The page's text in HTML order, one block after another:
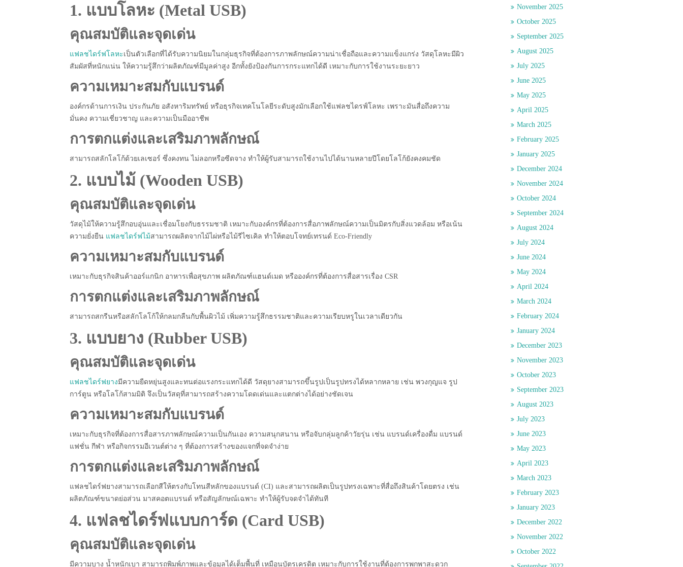
1. แบบโลหะ (Metal USB)
คุณสมบัติและจุดเด่น
แฟลชไดร์ฟโลหะเป็นตัวเลือกที่ได้รับความนิยมในกลุ่มธุรกิจที่ต้องการภาพลักษณ์ความน่าเชื่อถือและความแข็งแกร่ง วัสดุโลหะมีผิว
สัมผัสที่หนักแน่น ให้ความรู้สึกว่าผลิตภัณฑ์มีมูลค่าสูง อีกทั้งยังป้องกันการกระแทกได้ดี เหมาะกับการใช้งานระยะยาว
ความเหมาะสมกับแบรนด์
องค์กรด้านการเงิน ประกันภัย อสังหาริมทรัพย์ หรือธุรกิจเทคโนโลยีระดับสูงมักเลือกใช้แฟลชไดรฟ์โลหะ เพราะมันสื่อถึงความ
มั่นคง ความเชี่ยวชาญ และความเป็นมืออาชีพ
การตกแต่งและเสริมภาพลักษณ์
สามารถสลักโลโก้ด้วยเลเซอร์ ซึ่งคงทน ไม่ลอกหรือซีดจาง ทำให้ผู้รับสามารถใช้งานไปได้นานหลายปีโดยโลโก้ยังคงคมชัด
2. แบบไม้ (Wooden USB)
คุณสมบัติและจุดเด่น
วัสดุไม้ให้ความรู้สึกอบอุ่นและเชื่อมโยงกับธรรมชาติ เหมาะกับองค์กรที่ต้องการสื่อภาพลักษณ์ความเป็นมิตรกับสิ่งแวดล้อม หรือเน้น
ความยั่งยืน แฟลชไดร์ฟไม้สามารถผลิตจากไม้ไผ่หรือไม้รีไซเคิล ทำให้ตอบโจทย์เทรนด์ Eco-Friendly
ความเหมาะสมกับแบรนด์
เหมาะกับธุรกิจสินค้าออร์แกนิก อาหารเพื่อสุขภาพ ผลิตภัณฑ์แฮนด์เมด หรือองค์กรที่ต้องการสื่อสารเรื่อง CSR
การตกแต่งและเสริมภาพลักษณ์
สามารถสกรีนหรือสลักโลโก้ให้กลมกลืนกับพื้นผิวไม้ เพิ่มความรู้สึกธรรมชาติและความเรียบหรูในเวลาเดียวกัน
3. แบบยาง (Rubber USB)
คุณสมบัติและจุดเด่น
แฟลชไดร์ฟยางมีความยืดหยุ่นสูงและทนต่อแรงกระแทกได้ดี วัสดุยางสามารถขึ้นรูปเป็นรูปทรงได้หลากหลาย เช่น พวงกุญแจ รูป
การ์ตูน หรือโลโก้สามมิติ จึงเป็นวัสดุที่สามารถสร้างความโดดเด่นและแตกต่างได้อย่างชัดเจน
ความเหมาะสมกับแบรนด์
เหมาะกับธุรกิจที่ต้องการสื่อสารภาพลักษณ์ความเป็นกันเอง ความสนุกสนาน หรือจับกลุ่มลูกค้าวัยรุ่น เช่น แบรนด์เครื่องดื่ม แบรนด์
แฟชั่น กีฬา หรือกิจกรรมอีเวนต์ต่าง ๆ ที่ต้องการสร้างของแจกที่จดจำง่าย
การตกแต่งและเสริมภาพลักษณ์
แฟลชไดร์ฟยางสามารถเลือกสีให้ตรงกับโทนสีหลักของแบรนด์ (CI) และสามารถผลิตเป็นรูปทรงเฉพาะที่สื่อถึงสินค้าโดยตรง เช่น
ผลิตภัณฑ์ขนาดย่อส่วน มาสคอตแบรนด์ หรือสัญลักษณ์เฉพาะ ทำให้ผู้รับจดจำได้ทันที
4. แฟลชไดร์ฟแบบการ์ด (Card USB)
คุณสมบัติและจุดเด่น
มีความบาง น้ำหนักเบา สามารถพิมพ์ภาพและข้อมูลได้เต็มพื้นที่ เหมือนบัตรเครดิต เหมาะกับการใช้งานที่ต้องการพกพาสะดวก
November 2025
October 2025
September 2025
August 2025
July 2025
June 2025
May 2025
April 2025
March 2025
February 2025
January 2025
December 2024
November 2024
October 2024
September 2024
August 2024
July 2024
June 2024
May 2024
April 2024
March 2024
February 2024
January 2024
December 2023
November 2023
October 2023
September 2023
August 2023
July 2023
June 2023
May 2023
April 2023
March 2023
February 2023
January 2023
December 2022
November 2022
October 2022